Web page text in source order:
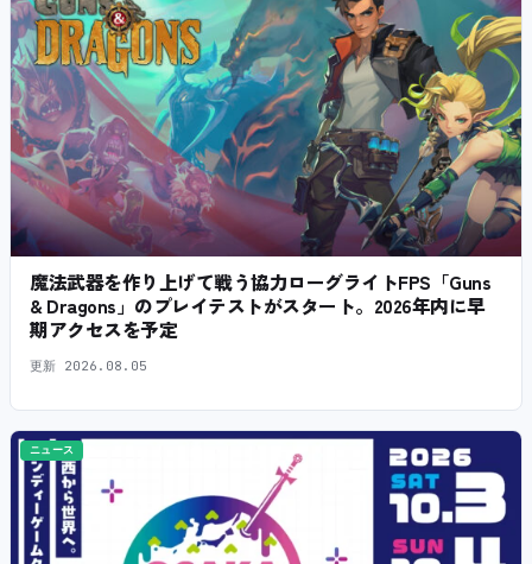
魔法武器を作り上げて戦う協力ローグライトFPS「Guns
& Dragons」のプレイテストがスタート。2026年内に早
期アクセスを予定
更新 2026.08.05
ニュース